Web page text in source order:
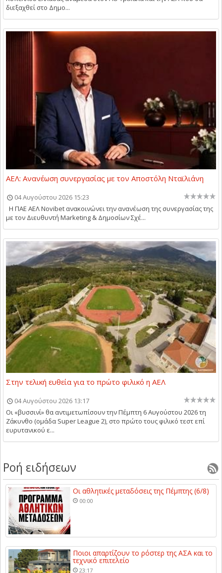
διεξαχθεί στο Δημο...
ΑΕΛ: Ανανέωση συνεργασίας με τον Αποστόλη Νταϊλιάνη
04 Αυγούστου 2026 15:23
Η ΠΑΕ ΑΕΛ Novibet ανακοινώνει την ανανέωση της συνεργασίας της
με τον Διευθυντή Marketing & Δημοσίων Σχέ...
Στην τελική ευθεία για το πρώτο φιλικό η ΑΕΛ
04 Αυγούστου 2026 13:17
Οι «βυσσινί» θα αντιμετωπίσουν την Πέμπτη 6 Αυγούστου 2026 τη
Ζάκυνθο (ομάδα Super League 2), στο πρώτο τους φιλικό τεστ επί
ευρυτανικού ε...
Ροή ειδήσεων
Οι αθλητικές μεταδόσεις της Πέμπτης (6/8)
00:00
Ποιοι απαρτίζουν το ρόστερ της ΑΣΑ και το
τεχνικό επιτελείο
23:17